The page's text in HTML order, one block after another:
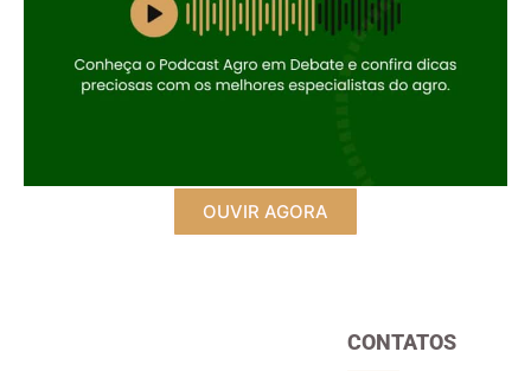
OUVIR AGORA
CONTATOS